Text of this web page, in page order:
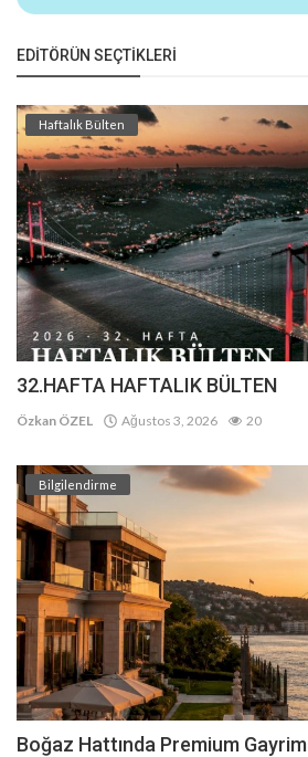
EDITÖRÜN SEÇTIKLERI
Haftalık Bülten
32.HAFTA HAFTALIK BÜLTEN
Özkan ÖZEL Ağustos 3, 2026 20
Bilgilendirme
Boğaz Hattında Premium